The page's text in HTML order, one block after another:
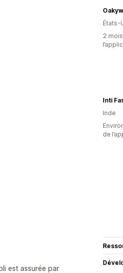
États-
2
Inti
Inde
de
est assurée par